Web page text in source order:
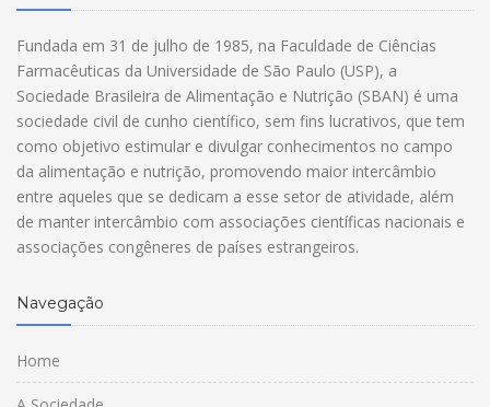
Fundada em 31 de julho de 1985, na Faculdade de Ciências
Farmacêuticas da Universidade de São Paulo (USP), a
Sociedade Brasileira de Alimentação e Nutrição (SBAN) é uma
sociedade civil de cunho científico, sem fins lucrativos, que tem
como objetivo estimular e divulgar conhecimentos no campo
da alimentação e nutrição, promovendo maior intercâmbio
entre aqueles que se dedicam a esse setor de atividade, além
de manter intercâmbio com associações científicas nacionais e
associações congêneres de países estrangeiros.
Navegação
Home